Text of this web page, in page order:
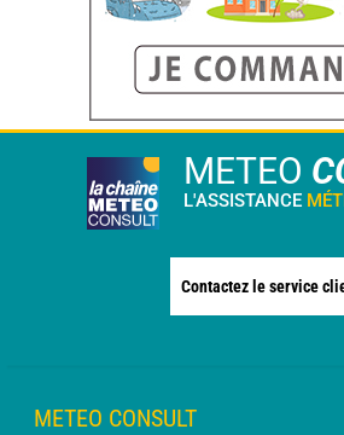
METEO
L'ASSISTANCE
Contactez le service
METEO CONSULT